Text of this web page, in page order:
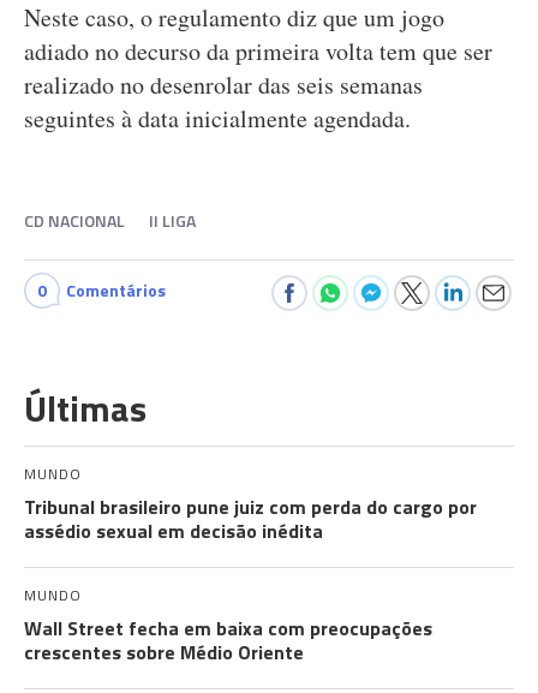
Neste caso, o regulamento diz que um jogo
adiado no decurso da primeira volta tem que ser
realizado no desenrolar das seis semanas
seguintes à data inicialmente agendada.
CD NACIONAL II LIGA
0 Comentários
Últimas
MUNDO
Tribunal brasileiro pune juiz com perda do cargo por
assédio sexual em decisão inédita
MUNDO
Wall Street fecha em baixa com preocupações
crescentes sobre Médio Oriente